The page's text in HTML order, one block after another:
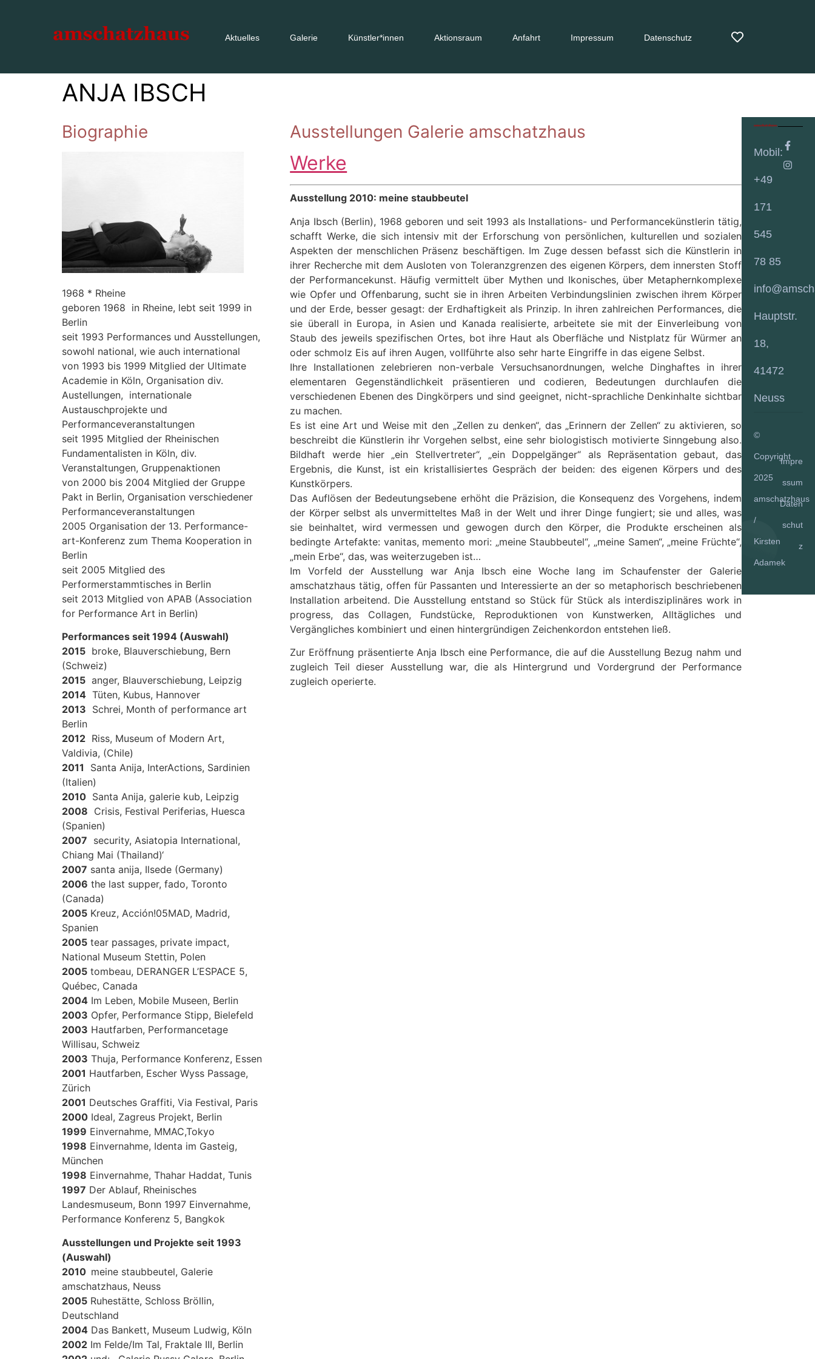
Aktuelles Galerie Künstler*innen Aktionsraum Anfahrt Impressum Datenschutz
ANJA IBSCH
Biographie
1968 * Rheine
geboren 1968 in Rheine, lebt seit 1999 in
Berlin
seit 1993 Performances und Ausstellungen,
sowohl national, wie auch international
von 1993 bis 1999 Mitglied der Ultimate
Academie in Köln, Organisation div.
Austellungen, internationale
Austauschprojekte und
Performanceveranstaltungen
seit 1995 Mitglied der Rheinischen
Fundamentalisten in Köln, div.
Veranstaltungen, Gruppenaktionen
von 2000 bis 2004 Mitglied der Gruppe
Pakt in Berlin, Organisation verschiedener
Performanceveranstaltungen
2005 Organisation der 13. Performance-
art-Konferenz zum Thema Kooperation in
Berlin
seit 2005 Mitglied des
Performerstammtisches in Berlin
seit 2013 Mitglied von APAB (Association
for Performance Art in Berlin)
Performances seit 1994 (Auswahl)
2015 broke, Blauverschiebung, Bern
(Schweiz)
2015 anger, Blauverschiebung, Leipzig
2014 Tüten, Kubus, Hannover
2013 Schrei, Month of performance art
Berlin
2012 Riss, Museum of Modern Art,
Valdivia, (Chile)
2011 Santa Anija, InterActions, Sardinien
(Italien)
2010 Santa Anija, galerie kub, Leipzig
2008 Crisis, Festival Periferias, Huesca
(Spanien)
2007 security, Asiatopia International,
Chiang Mai (Thailand)‘
2007 santa anija, Ilsede (Germany)
2006 the last supper, fado, Toronto
(Canada)
2005 Kreuz, Acción!05MAD, Madrid,
Spanien
2005 tear passages, private impact,
National Museum Stettin, Polen
2005 tombeau, DERANGER L’ESPACE 5,
Québec, Canada
2004 Im Leben, Mobile Museen, Berlin
2003 Opfer, Performance Stipp, Bielefeld
2003 Hautfarben, Performancetage
Willisau, Schweiz
2003 Thuja, Performance Konferenz, Essen
2001 Hautfarben, Escher Wyss Passage,
Zürich
2001 Deutsches Graffiti, Via Festival, Paris
2000 Ideal, Zagreus Projekt, Berlin
1999 Einvernahme, MMAC,Tokyo
1998 Einvernahme, Identa im Gasteig,
München
1998 Einvernahme, Thahar Haddat, Tunis
1997 Der Ablauf, Rheinisches
Landesmuseum, Bonn 1997 Einvernahme,
Performance Konferenz 5, Bangkok
Ausstellungen und Projekte seit 1993
(Auswahl)
2010 meine staubbeutel, Galerie
amschatzhaus, Neuss
2005 Ruhestätte, Schloss Bröllin,
Deutschland
2004 Das Bankett, Museum Ludwig, Köln
2002 Im Felde/Im Tal, Fraktale III, Berlin
Ausstellungen Galerie amschatzhaus
Werke
Ausstellung 2010: meine staubbeutel
Anja Ibsch (Berlin), 1968 geboren und seit 1993 als Installations- und Performancekünstlerin tätig,
schafft Werke, die sich intensiv mit der Erforschung von persönlichen, kulturellen und sozialen
Aspekten der menschlichen Präsenz beschäftigen. Im Zuge dessen befasst sich die Künstlerin in
ihrer Recherche mit dem Ausloten von Toleranzgrenzen des eigenen Körpers, dem innersten Stoff
der Performancekunst. Häufig vermittelt über Mythen und Ikonisches, über Metaphernkomplexe
wie Opfer und Offenbarung, sucht sie in ihren Arbeiten Verbindungslinien zwischen ihrem Körper
und der Erde, besser gesagt: der Erdhaftigkeit als Prinzip. In ihren zahlreichen Performances, die
sie überall in Europa, in Asien und Kanada realisierte, arbeitete sie mit der Einverleibung von
Staub des jeweils spezifischen Ortes, bot ihre Haut als Oberfläche und Nistplatz für Würmer an
oder schmolz Eis auf ihren Augen, vollführte also sehr harte Eingriffe in das eigene Selbst.
Ihre Installationen zelebrieren non-verbale Versuchsanordnungen, welche Dinghaftes in ihrer
elementaren Gegenständlichkeit präsentieren und codieren, Bedeutungen durchlaufen die
verschiedenen Ebenen des Dingkörpers und sind geeignet, nicht-sprachliche Denkinhalte sichtbar
zu machen.
Es ist eine Art und Weise mit den „Zellen zu denken“, das „Erinnern der Zellen“ zu aktivieren, so
beschreibt die Künstlerin ihr Vorgehen selbst, eine sehr biologistisch motivierte Sinngebung also.
Bildhaft werde hier „ein Stellvertreter“, „ein Doppelgänger“ als Repräsentation gebaut, das
Ergebnis, die Kunst, ist ein kristallisiertes Gespräch der beiden: des eigenen Körpers und des
Kunstkörpers.
Das Auflösen der Bedeutungsebene erhöht die Präzision, die Konsequenz des Vorgehens, indem
der Körper selbst als unvermitteltes Maß in der Welt und ihrer Dinge fungiert; sie und alles, was
sie beinhaltet, wird vermessen und gewogen durch den Körper, die Produkte erscheinen als
bedingte Artefakte: vanitas, memento mori: „meine Staubbeutel“, „meine Samen“, „meine Früchte“,
„mein Erbe“, das, was weiterzugeben ist…
Im Vorfeld der Ausstellung war Anja Ibsch eine Woche lang im Schaufenster der Galerie
amschatzhaus tätig, offen für Passanten und Interessierte an der so metaphorisch beschriebenen
Installation arbeitend. Die Ausstellung entstand so Stück für Stück als interdisziplinäres work in
progress, das Collagen, Fundstücke, Reproduktionen von Kunstwerken, Alltägliches und
Vergängliches kombiniert und einen hintergründigen Zeichenkordon entstehen ließ.
Zur Eröffnung präsentierte Anja Ibsch eine Performance, die auf die Ausstellung Bezug nahm und
zugleich Teil dieser Ausstellung war, die als Hintergrund und Vordergrund der Performance
zugleich operierte.
Mobil:
+49
171
545
78 85
Hauptstr.
18,
41472
Neuss
©
Copyright
2025
amschatzhaus
/
Kirsten
Adamek
Impre
ssum
Daten
schut
z